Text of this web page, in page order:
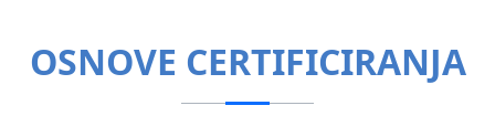
OSNOVE CERTIFICIRANJA